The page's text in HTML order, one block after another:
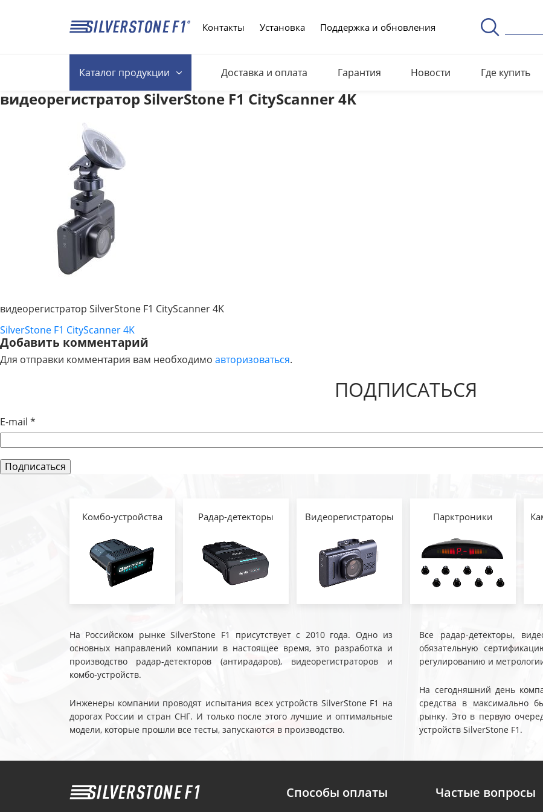
Контакты Установка Поддержка и обновления
Каталогпродукции Доставка и оплата Гарантия Новости Где купить
видеорегистратор SilverStone F1 CityScanner 4K
видеорегистратор SilverStone F1 CityScanner 4K
НАВИГАЦИЯ
ПО
SilverStone F1 CityScanner 4K
Добавить комментарий
Для отправки комментария вам необходимо авторизоваться.
ПОДПИСАТЬСЯ
E-mail *
Комбо-устройства Радар-детекторы Видеорегистраторы Парктроники
На Российском рынке SilverStone F1 присутствует с 2010 года. Одно из
основных направлений компании в настоящее время, это разработка и
производство радар-детекторов (антирадаров), видеорегистраторов и
комбо-устройств.
Инженеры компании проводят испытания всех устройств SilverStone F1 на
дорогах России и стран СНГ. И только после этого лучшие и оптимальные
модели, которые прошли все тесты, запускаются в производство.
Все радар-детекторы,
обязательную
регулированию и
На сегодняшний день
средства в максимально
рынку. Это в первую
устройств SilverStone F1.
Способы оплаты Частые вопросы